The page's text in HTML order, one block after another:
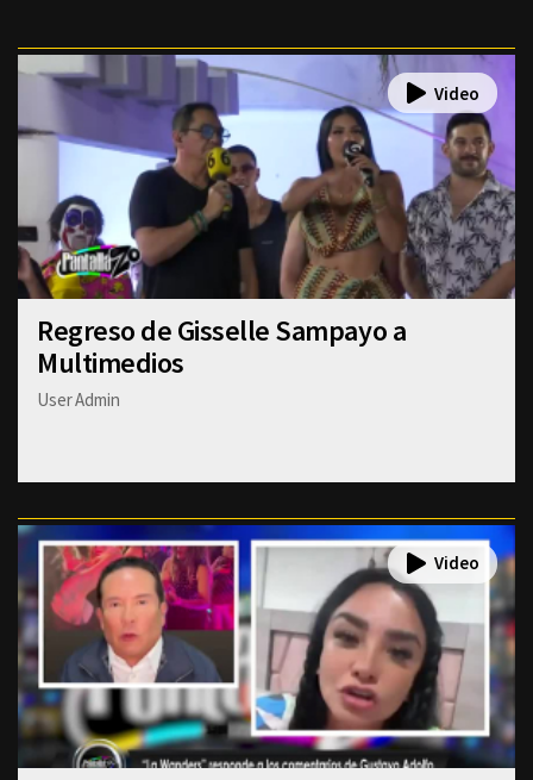
Regreso de Gisselle Sampayo a
Multimedios
User Admin